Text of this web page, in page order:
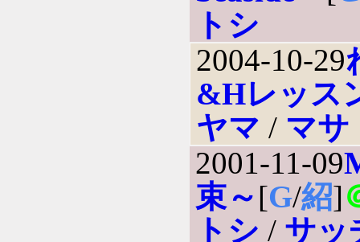
トシ
2004-10-29
&Hレッス
ヤマ / マサ
2001-11-09
束～[G/紹]
トシ / サッ